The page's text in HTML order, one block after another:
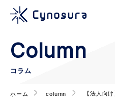
Column
コラム
ホーム column 【法人向